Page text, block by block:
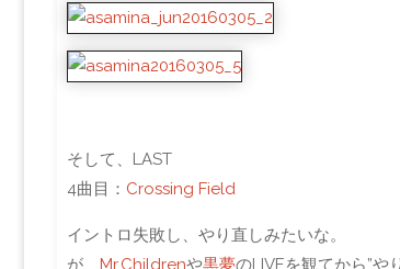
そして、LAST
4曲目： Crossing Field
イントロ失敗し、やり直しみたいな。
が、 Mr.Childrenや黒夢のLIVEを観てから”や